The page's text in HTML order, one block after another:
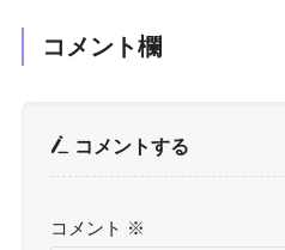
コメント欄
コメントする
コメント ※